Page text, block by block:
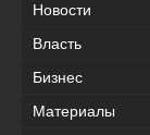
Новости
Власть
Бизнес
Материалы